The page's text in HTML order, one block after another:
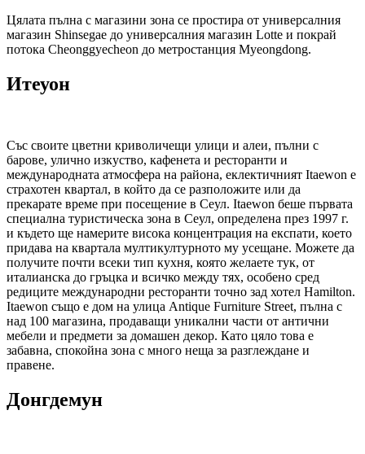
Цялата пълна с магазини зона се простира от универсалния
магазин Shinsegae до универсалния магазин Lotte и покрай
потока Cheonggyecheon до метростанция Myeongdong.
Итеуон
Със своите цветни криволичещи улици и алеи, пълни с
барове, улично изкуство, кафенета и ресторанти и
международната атмосфера на района, еклектичният Itaewon е
страхотен квартал, в който да се разположите или да
прекарате време при посещение в Сеул. Itaewon беше първата
специална туристическа зона в Сеул, определена през 1997 г.
и където ще намерите висока концентрация на експати, което
придава на квартала мултикултурното му усещане. Можете да
получите почти всеки тип кухня, която желаете тук, от
италианска до гръцка и всичко между тях, особено сред
редиците международни ресторанти точно зад хотел Hamilton.
Itaewon също е дом на улица Antique Furniture Street, пълна с
над 100 магазина, продаващи уникални части от антични
мебели и предмети за домашен декор. Като цяло това е
забавна, спокойна зона с много неща за разглеждане и
правене.
Донгдемун